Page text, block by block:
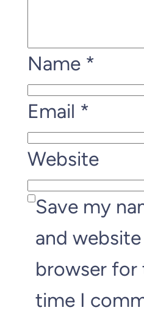
Name *
Email *
Website
Save my
and
browser for
time I